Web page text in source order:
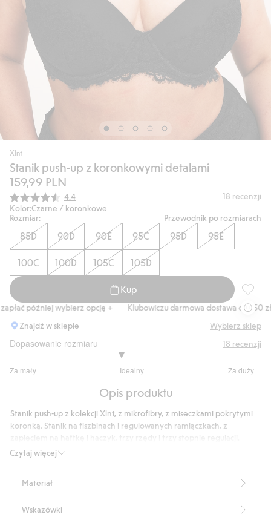
Xlnt
Stanik push-up z koronkowymi detalami
159,99 PLN
Średnia ocena:
4.4 18 recenzji
Kolor:Czarne / koronkowe
Rozmiar:
Przewodnik po rozmiarach
85D 90D 90E 95C 95D 95E
100C 100D 105C 105D
Kup
później wybierz opcję +
Klubowiczu darmowa dostawa od 150 zł
Znajdź w sklepie
Wybierz sklep
Dopasowanie rozmiaru
Za mały Idealny Za duży
na
11
głosów
18 recenzji
Opis produktu
Czytaj więcej
Stanik push-up z kolekcji Xlnt, z mikrofibry, z miseczkami pokrytymi
koronką. Stanik na fiszbinach i regulowanych ramiączkach, z
Stopień pokrycia: średnie
Fiszbiny
Produkt zawiera 84% poliamidu z odzysku
Materiał
Wskazówki